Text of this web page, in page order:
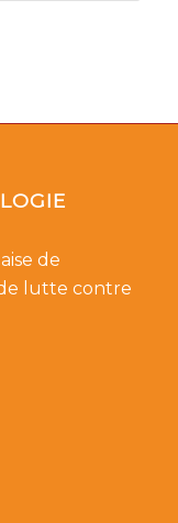
de
de lutte contre